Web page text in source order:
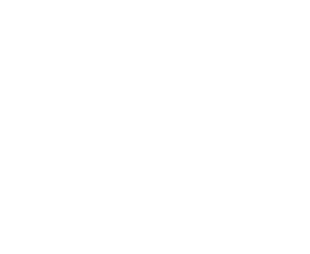
dogodke, ki se odvijajo v
koncert Kulturnega društva
še kaj. Ker je oblikovana
Marijanišču, ki nudi tudi
Ker je projekt Turizmu pomaga
turistični tržnici, so učenci za
maskoto Plavčka,
motivom Plavčka. Za lažjo